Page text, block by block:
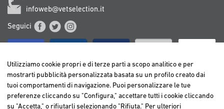
infoweb@vetselection.it
Seguici
BELGIË / BELGIQUE
DEUTSCHLAND
Utilizziamo cookie propri e di terze parti a scopo analitico e per
mostrarti pubblicità personalizzata basata su un profilo creato dai
tuoi comportamenti di navigazione. Puoi personalizzare le tue
preferenze cliccando su "Configura," accettare tutti i cookie cliccando
su "Accetta," o rifiutarli selezionando "Rifiuta." Per ulteriori